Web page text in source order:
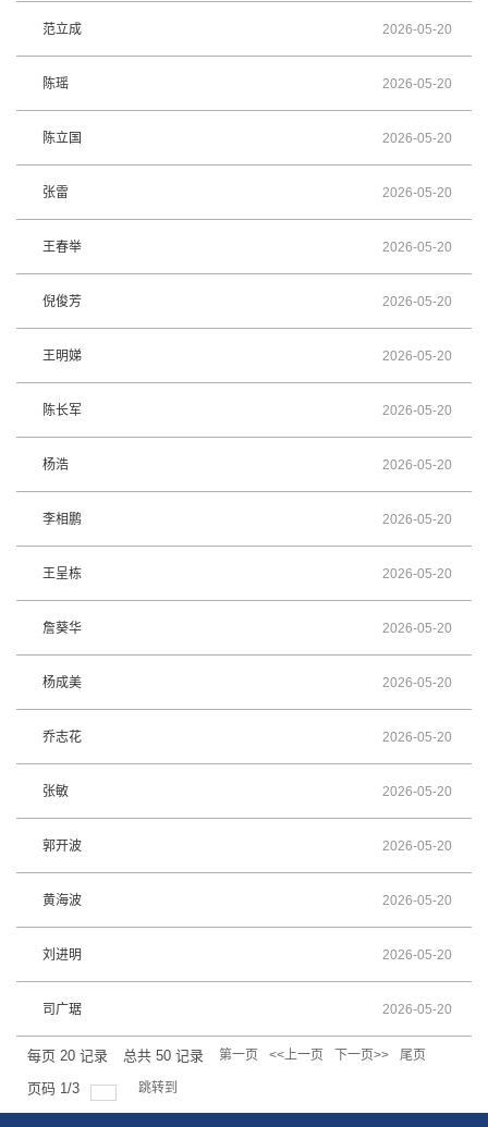
范立成 2026-05-20
陈瑶 2026-05-20
陈立国 2026-05-20
张雷 2026-05-20
王春举 2026-05-20
倪俊芳 2026-05-20
王明娣 2026-05-20
陈长军 2026-05-20
杨浩 2026-05-20
李相鹏 2026-05-20
王呈栋 2026-05-20
詹葵华 2026-05-20
杨成美 2026-05-20
乔志花 2026-05-20
张敏 2026-05-20
郭开波 2026-05-20
黄海波 2026-05-20
刘进明 2026-05-20
司广琚 2026-05-20
每页 20 记录 总共 50 记录 第一页 <<上一页 下一页>> 尾页
页码 1/3 跳转到